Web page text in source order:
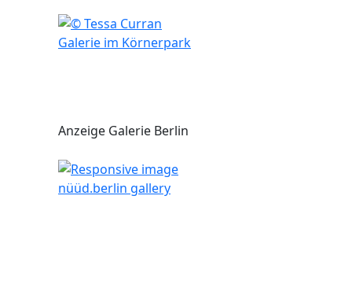
Galerie im Körnerpark
Anzeige Galerie Berlin
nüüd.berlin gallery